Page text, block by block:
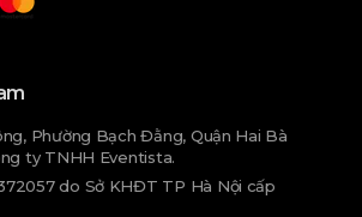
Phường Bạch Đằng, Quận Hai Bà
ty TNHH Eventista.
do Sở KHĐT TP Hà Nội cấp